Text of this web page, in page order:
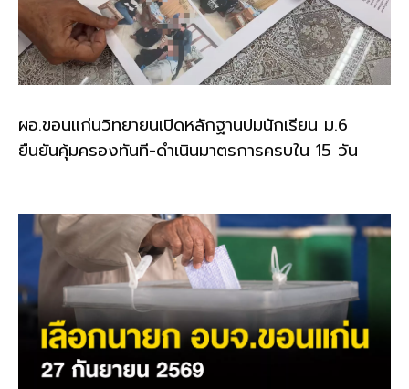
ผอ.ขอนแก่นวิทยายนเปิดหลักฐานปมนักเรียน ม.6
ยืนยันคุ้มครองทันที-ดำเนินมาตรการครบใน 15 วัน